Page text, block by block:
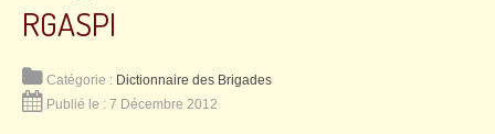
RGASPI
Catégorie : Dictionnaire des Brigades
Publié le : 7 Décembre 2012